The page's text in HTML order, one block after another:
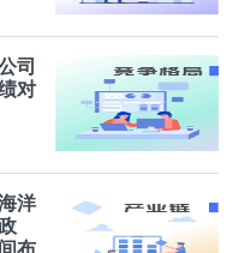
司
对
洋